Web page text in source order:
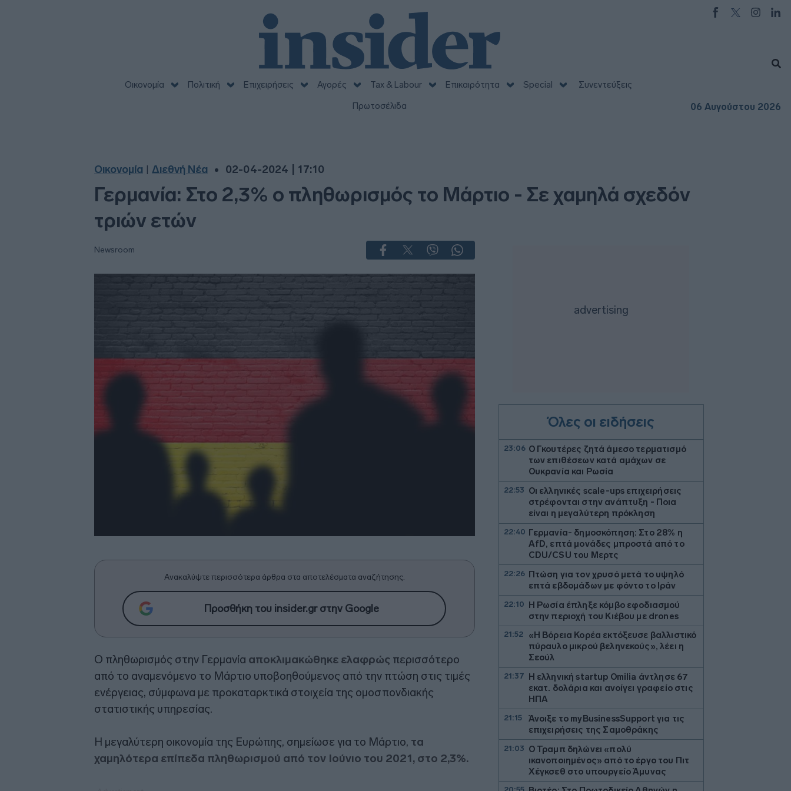
Οικονομία Πολιτική Επιχειρήσεις Αγορές Tax & Labour Επικαιρότητα Special
Συνεντεύξεις
Πρωτοσέλιδα
06 Αυγούστου 2026
Οικονομία Διεθνή Νέα 02-04-2024 | 17:10
Γερμανία: Στο 2,3% ο πληθωρισμός το Μάρτιο - Σε χαμηλά σχεδόν
τριών ετών
Newsroom
Ανακαλύψτε περισσότερα άρθρα στα αποτελέσματα αναζήτησης.
Προσθήκη του insider.gr στην Google
Ο πληθωρισμός στην Γερμανία αποκλιμακώθηκε ελαφρώς περισσότερο
από το αναμενόμενο το Μάρτιο υποβοηθούμενος από την πτώση στις τιμές
ενέργειας, σύμφωνα με προκαταρκτικά στοιχεία της ομοσπονδιακής
στατιστικής υπηρεσίας.
Η μεγαλύτερη οικονομία της Ευρώπης, σημείωσε για το Μάρτιο, τα
χαμηλότερα επίπεδα πληθωρισμού από τον Ιούνιο του 2021, στο 2,3%.
Όλες οι ειδήσεις
23:06 Ο Γκουτέρες ζητά άμεσο τερματισμό
των επιθέσεων κατά αμάχων σε
Ουκρανία και Ρωσία
22:53 Οι ελληνικές scale-ups επιχειρήσεις
στρέφονται στην ανάπτυξη - Ποια
είναι η μεγαλύτερη πρόκληση
22:40 Γερμανία- δημοσκόπηση: Στο 28% η
AfD, επτά μονάδες μπροστά από το
CDU/CSU του Μερτς
22:26 Πτώση για τον χρυσό μετά το υψηλό
επτά εβδομάδων με φόντο το Ιράν
22:10 Η Ρωσία έπληξε κόμβο εφοδιασμού
στην περιοχή του Κιέβου με drones
21:52
«Η Βόρεια Κορέα εκτόξευσε βαλλιστικό
πύραυλο μικρού βεληνεκούς», λέει η
Σεούλ
21:37 Η ελληνική startup Omilia άντλησε 67
εκατ. δολάρια και ανοίγει γραφείο στις
ΗΠΑ
21:15
Άνοιξε το myBusinessSupport για τις
επιχειρήσεις της Σαμοθράκης
21:03 Ο Τραμπ δηλώνει «πολύ
ικανοποιημένος» από το έργο του Πιτ
Χέγκσεθ στο υπουργείο Άμυνας